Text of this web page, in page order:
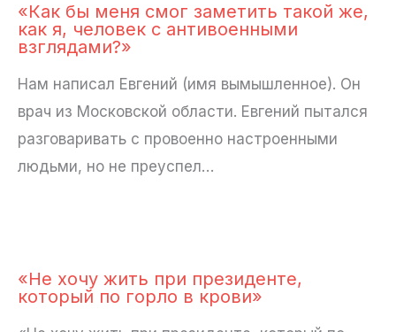
«Как бы меня смог заметить такой же,
как я, человек с антивоенными
взглядами?»
Нам написал Евгений (имя вымышленное). Он
врач из Московской области. Евгений пытался
разговаривать с провоенно настроенными
людьми, но не преуспел…
«Не хочу жить при президенте,
который по горло в крови»